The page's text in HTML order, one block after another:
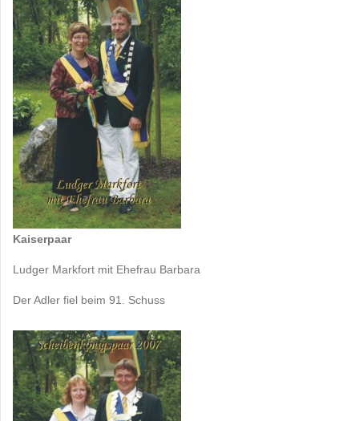
Kaiserpaar
Ludger Markfort mit Ehefrau Barbara
Der Adler fiel beim 91. Schuss